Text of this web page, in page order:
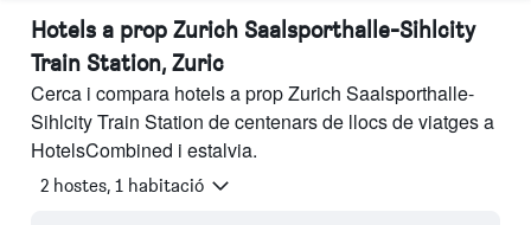
Hotels a prop Zurich Saalsporthalle-Sihlcity
Train Station, Zuric
Cerca i compara hotels a prop Zurich Saalsporthalle-
Sihlcity Train Station de centenars de llocs de viatges a
HotelsCombined i estalvia.
2 hostes, 1 habitació